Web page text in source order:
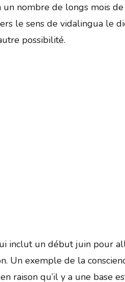
nombre de longs mois
le sens de vidalingua le
possibilité.
inclut un début juin pour
Un exemple de la
raison qu’il y a une base